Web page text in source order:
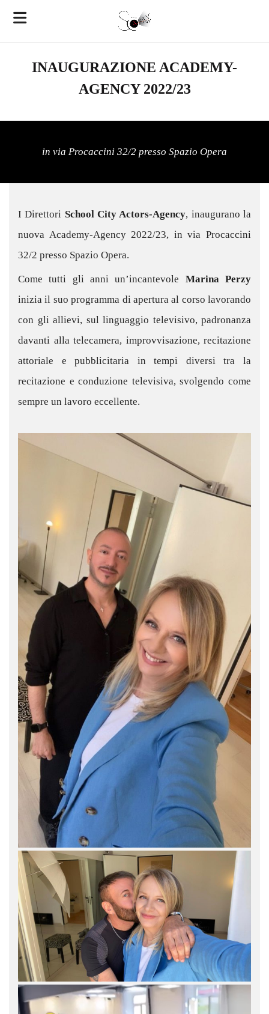
INAUGURAZIONE ACADEMY-
AGENCY 2022/23
in via Procaccini 32/2 presso Spazio Opera
I Direttori School City Actors-Agency, inaugurano la
nuova Academy-Agency 2022/23, in via Procaccini
32/2 presso Spazio Opera.
Come tutti gli anni un’incantevole Marina Perzy
inizia il suo programma di apertura al corso lavorando
con gli allievi, sul linguaggio televisivo, padronanza
davanti alla telecamera, improvvisazione, recitazione
attoriale e pubblicitaria in tempi diversi tra la
recitazione e conduzione televisiva, svolgendo come
sempre un lavoro eccellente.